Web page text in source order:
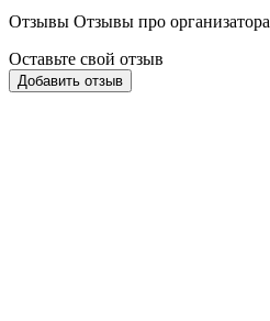
Отзывы Отзывы про организатора
Оставьте свой отзыв
Добавить отзыв